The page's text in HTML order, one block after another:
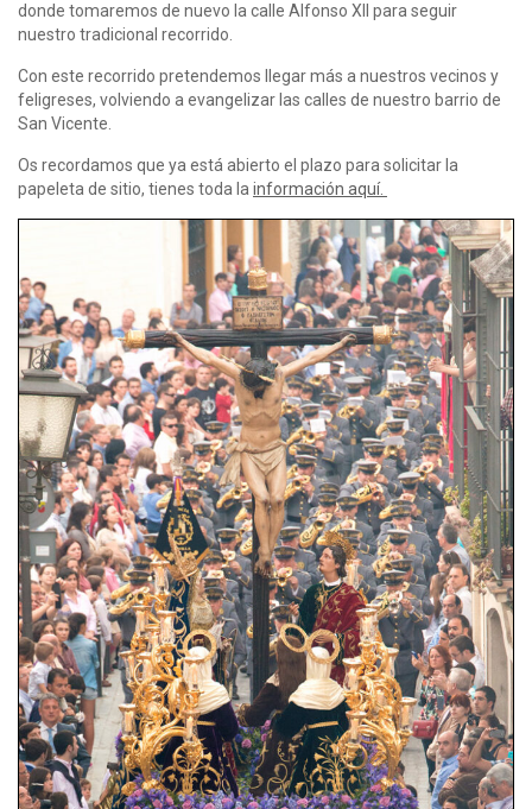
donde tomaremos de nuevo la calle Alfonso XII para seguir
nuestro tradicional recorrido.
Con este recorrido pretendemos llegar más a nuestros vecinos y
feligreses, volviendo a evangelizar las calles de nuestro barrio de
San Vicente.
Os recordamos que ya está abierto el plazo para solicitar la
papeleta de sitio, tienes toda la información aquí.